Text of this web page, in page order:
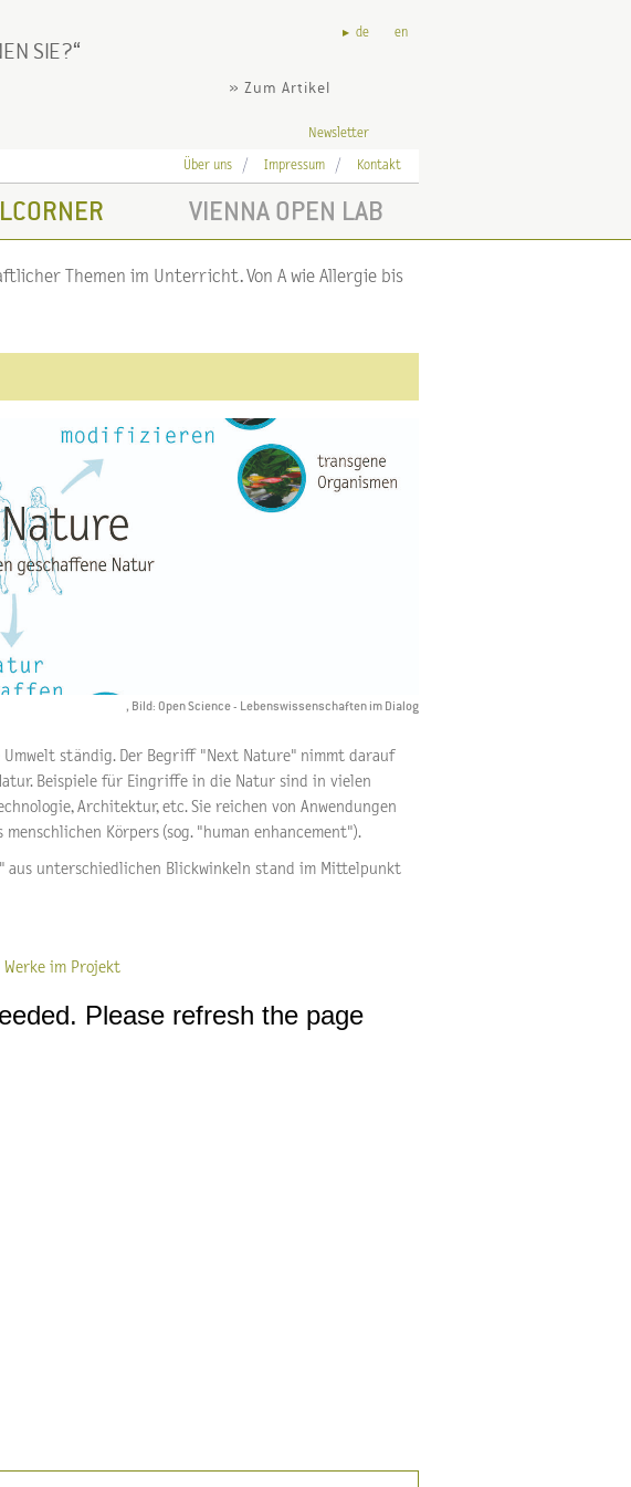
SIE?
» Zum Artikel
de en
Newsletter
Über uns Impressum Kontakt
VIENNA OPEN LAB
Themen im Unterricht. Von A wie Allergie bis
, Bild: Open Science - Lebenswissenschaften im Dialog
Umwelt ständig. Der Begriff "Next Nature" nimmt darauf
Beispiele für Eingriffe in die Natur sind in vielen
Architektur, etc. Sie reichen von Anwendungen
Körpers (sog. "human enhancement").
aus unterschiedlichen Blickwinkeln stand im Mittelpunkt
im Projekt